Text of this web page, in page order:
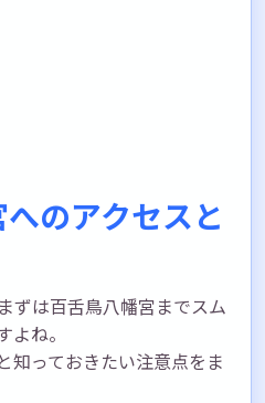
のアクセスと
ずは百舌鳥八幡宮までスム
ね。
知っておきたい注意点をま